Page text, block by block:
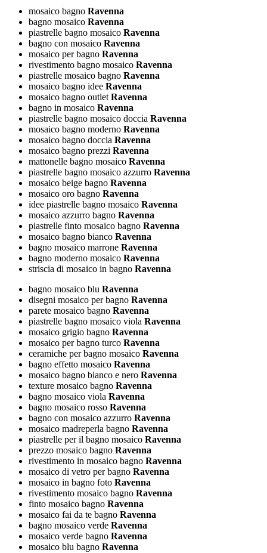
mosaico bagno Ravenna
bagno mosaico Ravenna
piastrelle bagno mosaico Ravenna
bagno con mosaico Ravenna
mosaico per bagno Ravenna
rivestimento bagno mosaico Ravenna
piastrelle mosaico bagno Ravenna
mosaico bagno idee Ravenna
mosaico bagno outletRavenna
bagno in mosaico Ravenna
piastrelle bagno mosaico doccia Ravenna
mosaico bagno moderno Ravenna
mosaico bagno doccia Ravenna
mosaico bagno prezzi Ravenna
mattonelle bagno mosaico Ravenna
piastrelle bagno mosaico azzurro Ravenna
mosaico beige bagno Ravenna
mosaico oro bagno Ravenna
idee piastrelle bagno mosaico Ravenna
mosaico azzurro bagno Ravenna
piastrelle finto mosaico bagno Ravenna
mosaico bagno bianco Ravenna
bagno mosaico marrone Ravenna
bagno moderno mosaico Ravenna
striscia di mosaico in bagno Ravenna
bagno mosaico blu Ravenna
disegni mosaico per bagno Ravenna
parete mosaico bagno Ravenna
piastrelle bagno mosaico viola Ravenna
mosaico grigio bagno Ravenna
mosaico per bagno turco Ravenna
ceramiche per bagno mosaico Ravenna
bagno effetto mosaico Ravenna
mosaico bagno bianco e nero Ravenna
texture mosaico bagno Ravenna
bagno mosaico viola Ravenna
bagno mosaico rosso Ravenna
bagno con mosaico azzurro Ravenna
mosaico madreperla bagno Ravenna
piastrelle per il bagno mosaico Ravenna
prezzo mosaico bagno Ravenna
rivestimento in mosaico bagno Ravenna
mosaico di vetro per bagno Ravenna
mosaico in bagno foto Ravenna
rivestimento mosaico bagno Ravenna
finto mosaico bagno Ravenna
mosaico fai da te bagno Ravenna
bagno mosaico verde Ravenna
mosaico verde bagno Ravenna
mosaico blu bagno Ravenna